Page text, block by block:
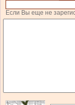
Если Вы еще не